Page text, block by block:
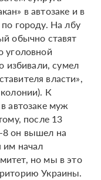
в автозаке и в
по городу. На лбу
обычно ставят
уголовной
избивали, сумел
власти»,
К
автозаке муж
после 13
8 он вышел на
им начал
но мы в это
Украины.